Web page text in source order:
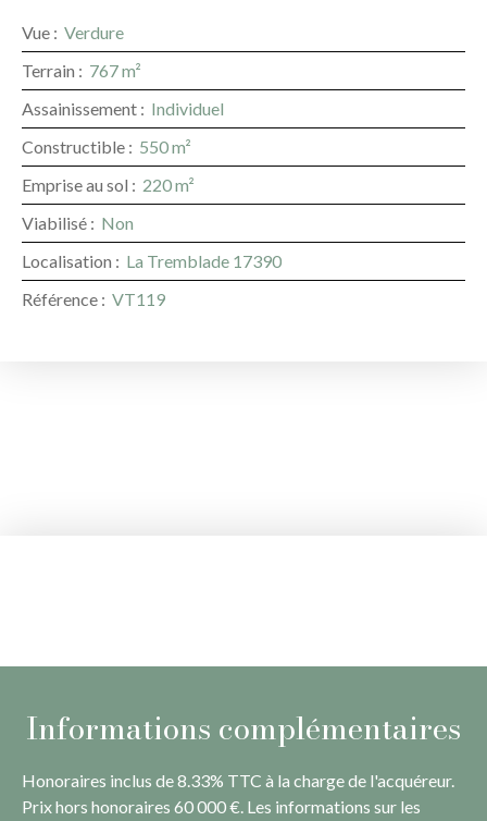
Vue : Verdure
Terrain : 767m²
Assainissement : Individuel
Constructible : 550m²
Emprise au sol : 220m²
Viabilisé : Non
Localisation : La Tremblade 17390
Référence : VT119
Informations complémentaires
Honoraires inclus de 8.33% TTC à la charge de l'acquéreur.
Prix hors honoraires 60 000 €. Les informations sur les